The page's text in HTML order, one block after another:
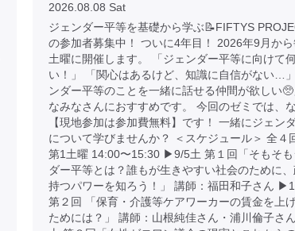
2026.08.08 Sat
ジェンダー平等を基礎から学ぶ📝FIFTYS
の参加者募集中！ ついに4年目！ 2026年9月から
土曜に開催します。 「ジェンダー平等に向けて
い！」 「関心はあるけど、知識に自信がない…
ンダー平等のことを一緒に話せる仲間が欲しい
なみなさんにおすすめです。 今回のゼミでは、
【現地参加は参加費無料】です！ 一緒にジェン
について学びませんか？ ＜スケジュール＞ 全４
第1土曜 14:00〜15:30 ▶︎9/5土 第１回「そもそも
ダー平等とは？誰もが生きやすい社会のために
持つパワーを知ろう！」 講師：福田和子さん
第２回 「保育・介護等ケアワーカーの賃金を上
ためには？」 講師：山根純佳さん・浦川倫子さ